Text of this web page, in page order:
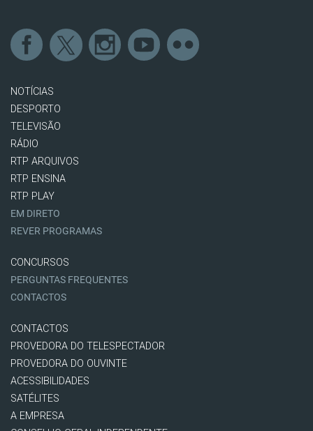
NOTÍCIAS
DESPORTO
TELEVISÃO
RÁDIO
RTP ARQUIVOS
RTP ENSINA
RTP PLAY
EM DIRETO
REVER PROGRAMAS
CONCURSOS
PERGUNTAS FREQUENTES
CONTACTOS
CONTACTOS
PROVEDORA DO TELESPECTADOR
PROVEDORA DO OUVINTE
ACESSIBILIDADES
SATÉLITES
A EMPRESA